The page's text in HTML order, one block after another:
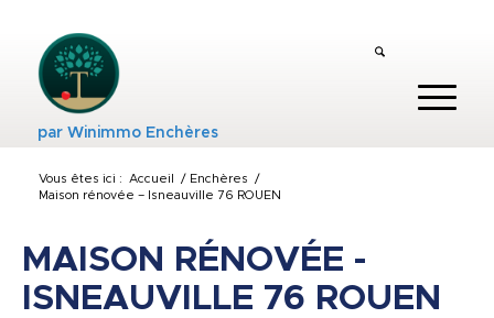
parWinimmo Enchères
Vous êtes ici : Accueil / Enchères
/
Maison rénovée – Isneauville 76 ROUEN
MAISON RÉNOVÉE -
ISNEAUVILLE 76 ROUEN